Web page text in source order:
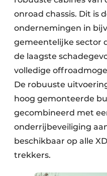
onroad chassis. Dit is
ondernemingen in
gemeentelijke sector
de laagste
volledige
De robuuste
hoog gemonteerde
gecombineerd met
onderrijbeveiliging
beschikbaar op alle
trekkers.